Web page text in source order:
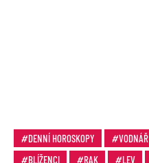
DENNÍ HOROSKOPY VODNÁŘ
BLÍŽENCI
RAK LEV